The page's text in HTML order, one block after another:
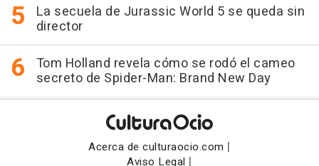
La secuela de Jurassic World 5 se queda sin
director
Tom Holland revela cómo se rodó el cameo
secreto de Spider-Man: Brand New Day
Acerca de culturaocio.com |
Aviso Legal |